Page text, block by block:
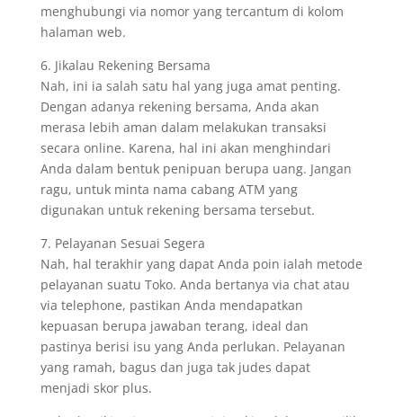
menghubungi via nomor yang tercantum di kolom
halaman web.
6. Jikalau Rekening Bersama
Nah, ini ia salah satu hal yang juga amat penting.
Dengan adanya rekening bersama, Anda akan
merasa lebih aman dalam melakukan transaksi
secara online. Karena, hal ini akan menghindari
Anda dalam bentuk penipuan berupa uang. Jangan
ragu, untuk minta nama cabang ATM yang
digunakan untuk rekening bersama tersebut.
7. Pelayanan Sesuai Segera
Nah, hal terakhir yang dapat Anda poin ialah metode
pelayanan suatu Toko. Anda bertanya via chat atau
via telephone, pastikan Anda mendapatkan
kepuasan berupa jawaban terang, ideal dan
pastinya berisi isu yang Anda perlukan. Pelayanan
yang ramah, bagus dan juga tak judes dapat
menjadi skor plus.